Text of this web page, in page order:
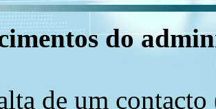
do
de um